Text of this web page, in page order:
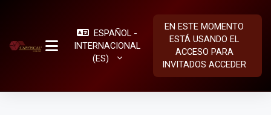
PANEL LATERAL
ESPAÑOL -
INTERNACIONAL
‎(ES)‎
EN ESTE MOMENTO
ESTÁ USANDO EL
ACCESO PARA
INVITADOSACCEDER